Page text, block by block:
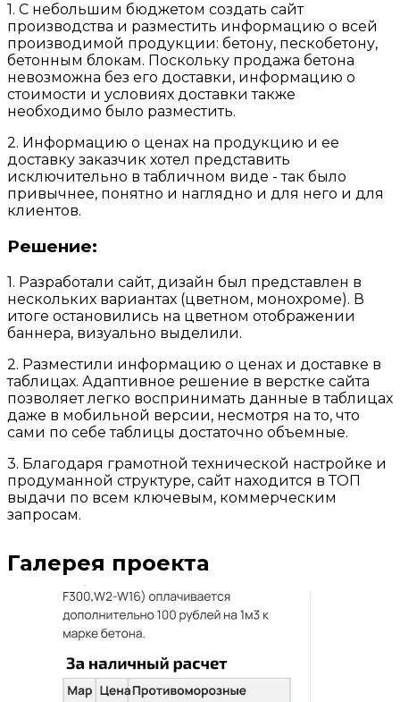
1. С небольшим бюджетом создать сайт
производства и разместить информацию о всей
производимой продукции: бетону, пескобетону,
бетонным блокам. Поскольку продажа бетона
невозможна без его доставки, информацию о
стоимости и условиях доставки также
необходимо было разместить.
2. Информацию о ценах на продукцию и ее
доставку заказчик хотел представить
исключительно в табличном виде - так было
привычнее, понятно и наглядно и для него и для
клиентов.
Решение:
1. Разработали сайт, дизайн был представлен в
нескольких вариантах (цветном, монохроме). В
итоге остановились на цветном отображении
баннера, визуально выделили.
2. Разместили информацию о ценах и доставке в
таблицах. Адаптивное решение в верстке сайта
позволяет легко воспринимать данные в таблицах
даже в мобильной версии, несмотря на то, что
сами по себе таблицы достаточно объемные.
3. Благодаря грамотной технической настройке и
продуманной структуре, сайт находится в ТОП
выдачи по всем ключевым, коммерческим
запросам.
Галерея проекта